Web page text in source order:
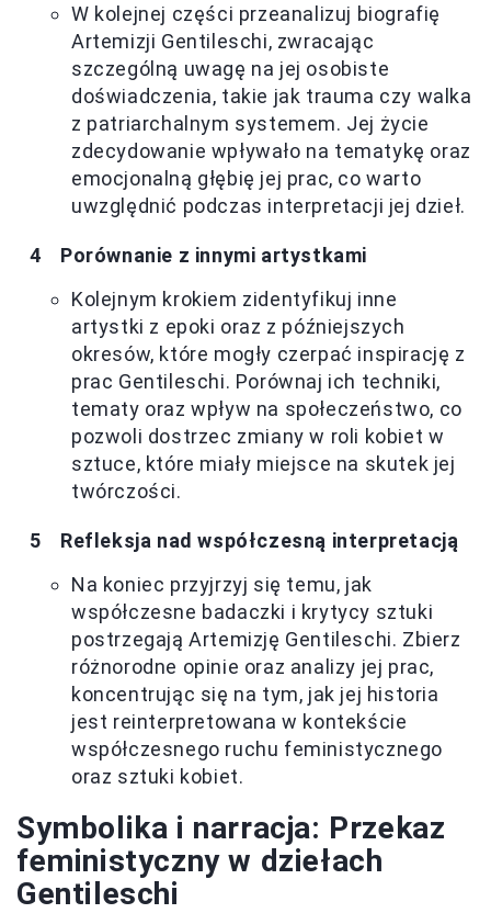
W kolejnej części przeanalizuj biografię
Artemizji Gentileschi, zwracając
szczególną uwagę na jej osobiste
doświadczenia, takie jak trauma czy walka
z patriarchalnym systemem. Jej życie
zdecydowanie wpływało na tematykę oraz
emocjonalną głębię jej prac, co warto
uwzględnić podczas interpretacji jej dzieł.
Porównanie z innymi artystkami
Kolejnym krokiem zidentyfikuj inne
artystki z epoki oraz z późniejszych
okresów, które mogły czerpać inspirację z
prac Gentileschi. Porównaj ich techniki,
tematy oraz wpływ na społeczeństwo, co
pozwoli dostrzec zmiany w roli kobiet w
sztuce, które miały miejsce na skutek jej
twórczości.
Refleksja nad współczesną interpretacją
Na koniec przyjrzyj się temu, jak
współczesne badaczki i krytycy sztuki
postrzegają Artemizję Gentileschi. Zbierz
różnorodne opinie oraz analizy jej prac,
koncentrując się na tym, jak jej historia
jest reinterpretowana w kontekście
współczesnego ruchu feministycznego
oraz sztuki kobiet.
Symbolika i narracja: Przekaz
feministyczny w dziełach
Gentileschi